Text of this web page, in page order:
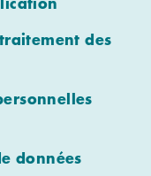
des
données